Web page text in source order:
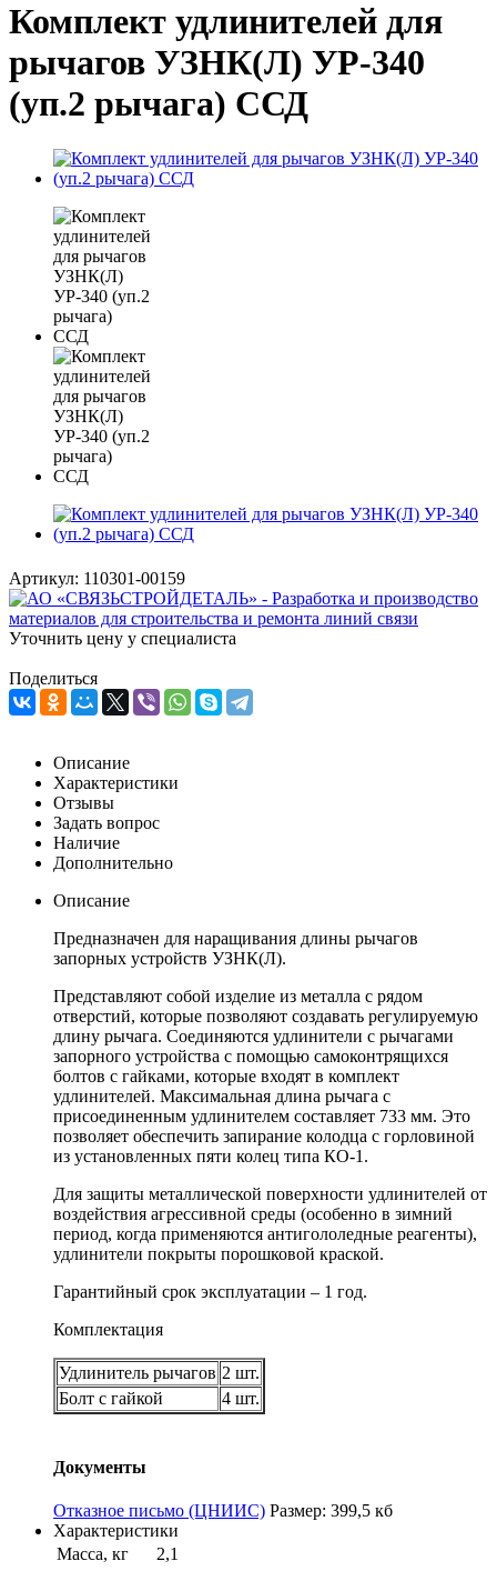
Комплект удлинителей для
рычагов УЗНК(Л) УР-340
(уп.2 рычага) ССД
Артикул: 110301-00159
Уточнить цену у специалиста
Поделиться
Описание
Характеристики
Отзывы
Задать вопрос
Наличие
Дополнительно
Описание
Предназначен для наращивания длины рычагов
запорных устройств УЗНК(Л).
Представляют собой изделие из металла с рядом
отверстий, которые позволяют создавать регулируемую
длину рычага. Соединяются удлинители с рычагами
запорного устройства с помощью самоконтрящихся
болтов с гайками, которые входят в комплект
удлинителей. Максимальная длина рычага с
присоединенным удлинителем составляет 733 мм. Это
позволяет обеспечить запирание колодца с горловиной
из установленных пяти колец типа КО-1.
Для защиты металлической поверхности удлинителей от
воздействия агрессивной среды (особенно в зимний
период, когда применяются антигололедные реагенты),
удлинители покрыты порошковой краской.
Гарантийный срок эксплуатации – 1 год.
Комплектация
Удлинитель рычагов 2 шт.
Болт с гайкой
4 шт.
Документы
Отказное письмо (ЦНИИС) Размер: 399,5 кб
Характеристики
Масса, кг
2,1